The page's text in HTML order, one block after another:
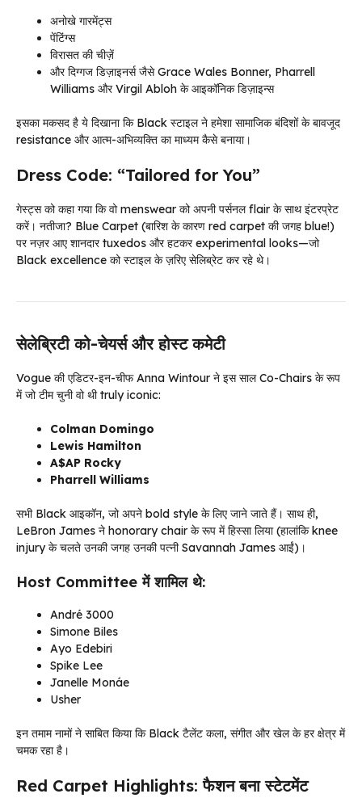
अनोखे गारमेंट्स
पेंटिंग्स
विरासत की चीज़ें
और दिग्गज डिज़ाइनर्स जैसे Grace Wales Bonner, Pharrell
Williams और Virgil Abloh के आइकॉनिक डिज़ाइन्स
इसका मकसद है ये दिखाना कि Black स्टाइल ने हमेशा सामाजिक बंदिशों के बावजूद
resistance और आत्म-अभिव्यक्ति का माध्यम कैसे बनाया।
Dress Code: “Tailored for You”
गेस्ट्स को कहा गया कि वो menswear को अपनी पर्सनल flair के साथ इंटरप्रेट
करें। नतीजा? Blue Carpet (बारिश के कारण red carpet की जगह blue!)
पर नज़र आए शानदार tuxedos और हटकर experimental looks—जो
Black excellence को स्टाइल के ज़रिए सेलिब्रेट कर रहे थे।
सेलेब्रिटी को-चेयर्स और होस्ट कमेटी
Vogue की एडिटर-इन-चीफ Anna Wintour ने इस साल Co-Chairs के रूप
में जो टीम चुनी वो थी truly iconic:
Colman Domingo
Lewis Hamilton
A$AP Rocky
Pharrell Williams
सभी Black आइकॉन, जो अपने bold style के लिए जाने जाते हैं। साथ ही,
LeBron James ने honorary chair के रूप में हिस्सा लिया (हालांकि knee
injury के चलते उनकी जगह उनकी पत्नी Savannah James आईं)।
Host Committee में शामिल थे:
André 3000
Simone Biles
Ayo Edebiri
Spike Lee
Janelle Monáe
Usher
इन तमाम नामों ने साबित किया कि Black टैलेंट कला, संगीत और खेल के हर क्षेत्र में
चमक रहा है।
Red Carpet Highlights: फैशन बना स्टेटमेंट